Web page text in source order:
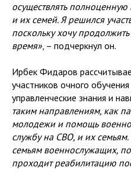
осуществлять
и их семей. Я решился
поскольку хочу
время», – подчеркнул он.
Ирбек Фидаров
участников очного
управленческие знания и
таким направлениям, как
молодежи и помощь
службу на СВО, и их
семьям военнослужащих,
проходит реабилитацию